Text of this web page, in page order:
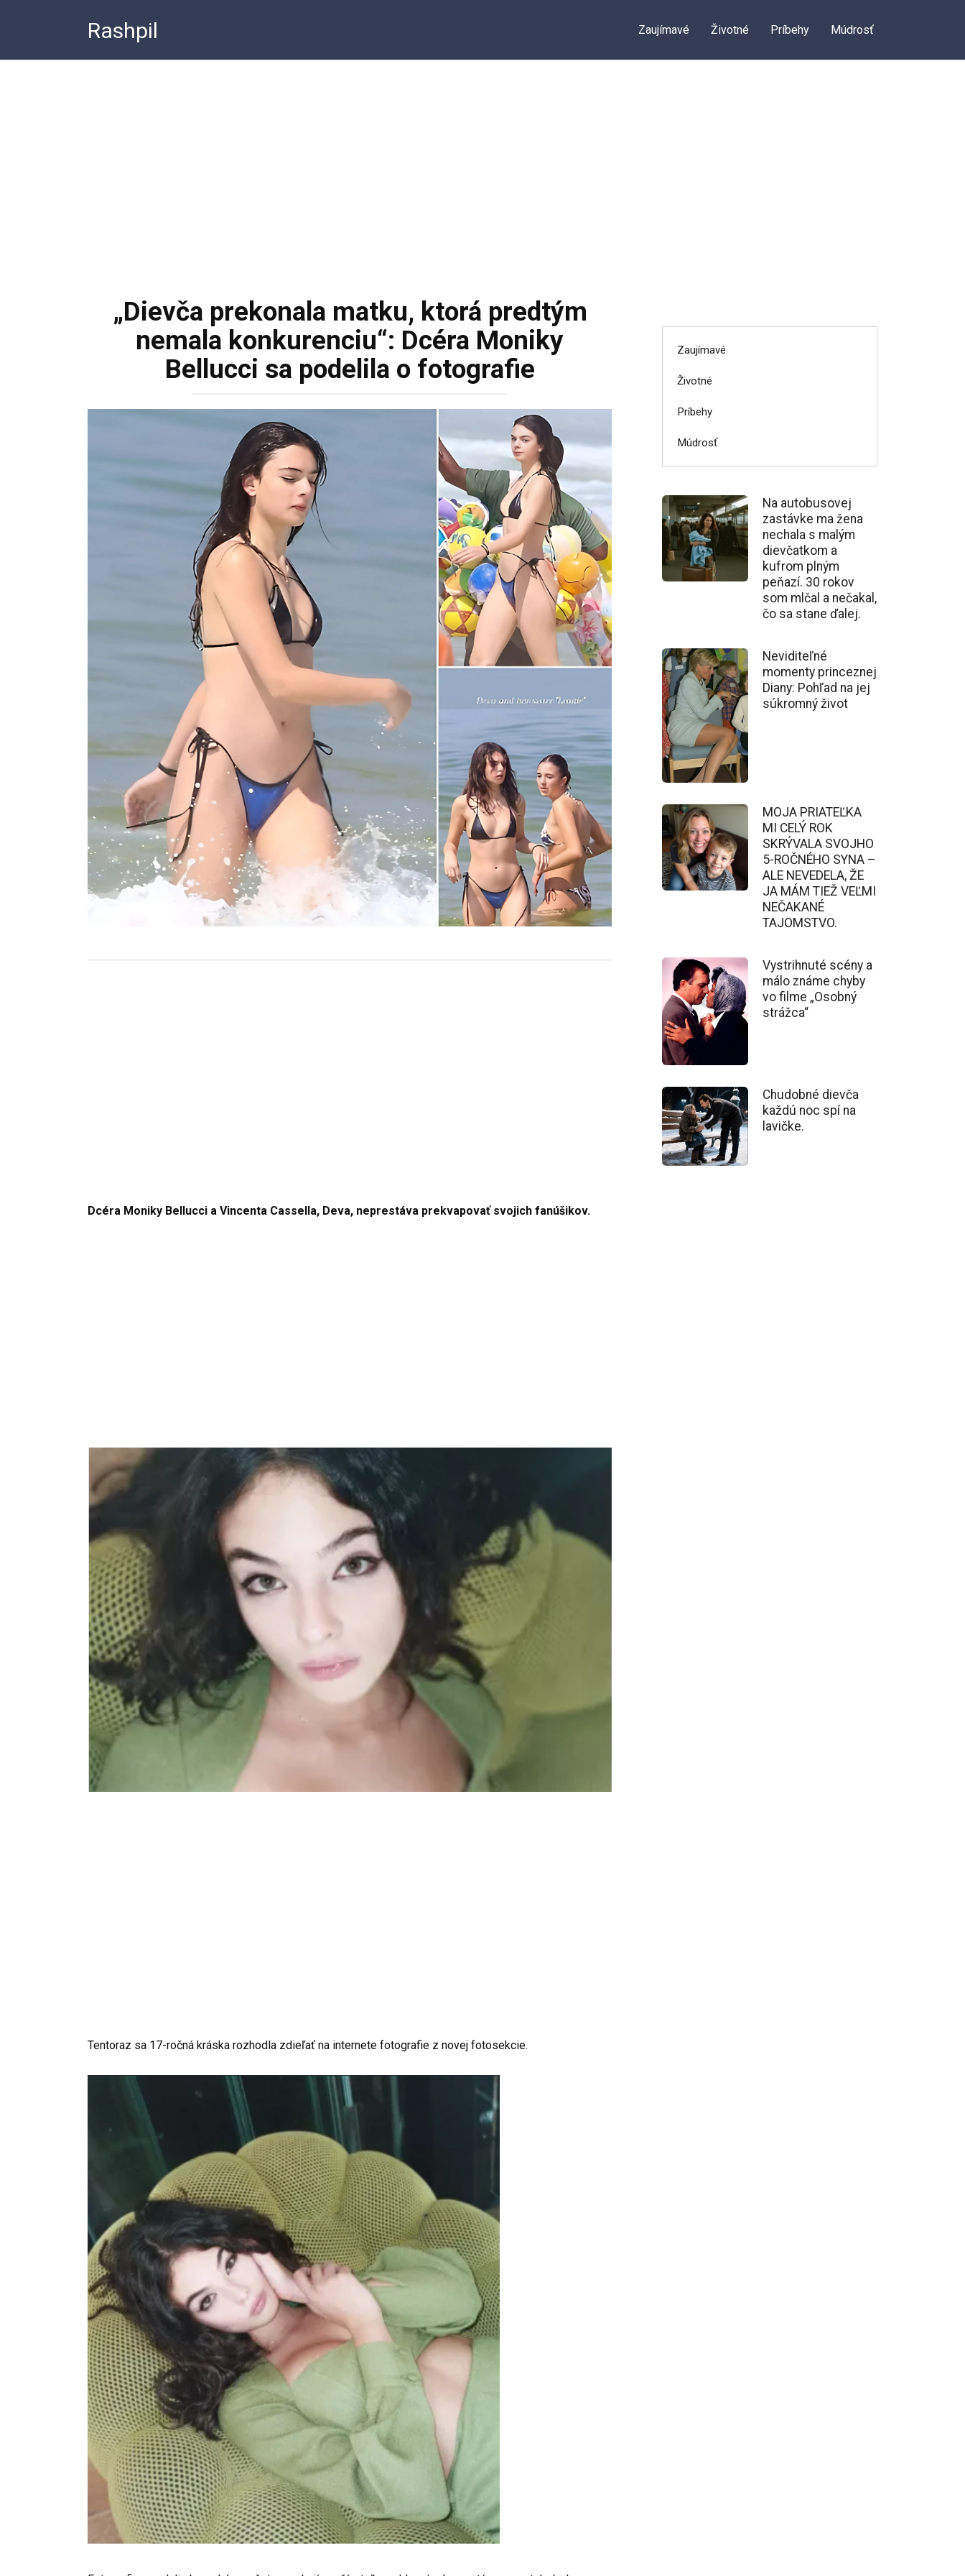
Rashpil Zaujímavé Životné Príbehy Múdrosť
„Dievča prekonala matku, ktorá predtým
nemala konkurenciu“: Dcéra Moniky
Bellucci sa podelila o fotografie
Dcéra Moniky Bellucci a Vincenta Cassella, Deva, neprestáva prekvapovať svojich fanúšikov.
Tentoraz sa 17-ročná kráska rozhodla zdieľať na internete fotografie z novej fotosekcie.
Zaujímavé
Životné
Príbehy
Múdrosť
Na autobusovej
zastávke ma žena
nechala s malým
dievčatkom a
kufrom plným
peňazí. 30 rokov
som mlčal a nečakal,
čo sa stane ďalej.
Neviditeľné
momenty princeznej
Diany: Pohľad na jej
súkromný život
MOJA PRIATEĽKA
MI CELÝ ROK
SKRÝVALA SVOJHO
5-ROČNÉHO SYNA –
ALE NEVEDELA, ŽE
JA MÁM TIEŽ VEĽMI
NEČAKANÉ
TAJOMSTVO.
Vystrihnuté scény a
málo známe chyby
vo filme „Osobný
strážca“
Chudobné dievča
každú noc spí na
lavičke.